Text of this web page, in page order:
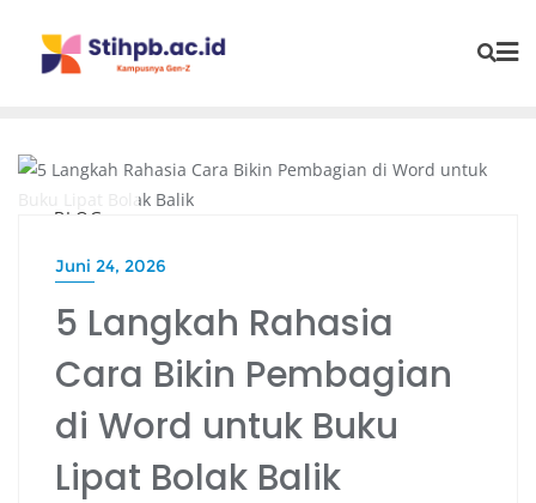
BLOG
Juni 24, 2026
5 Langkah Rahasia
Cara Bikin Pembagian
di Word untuk Buku
Lipat Bolak Balik